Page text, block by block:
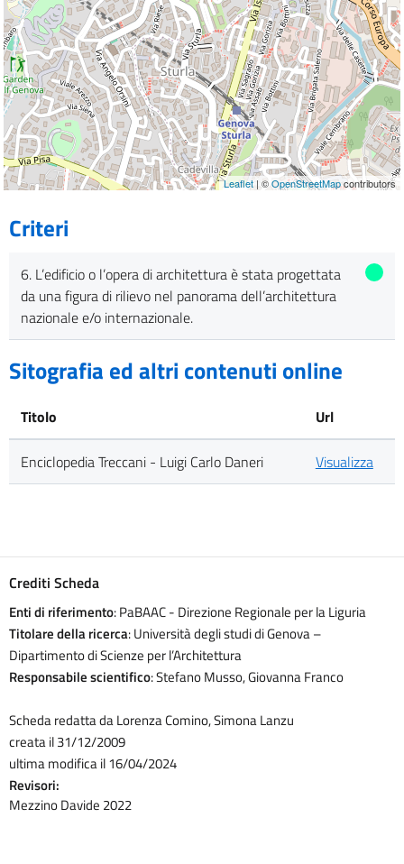
Leaflet | ©OpenStreetMapcontributors
Criteri
6. L’edificio o l’opera di architettura è stata progettata
da una figura di rilievo nel panorama dell’architettura
nazionale e/o internazionale.
Sitografia ed altri contenuti online
Titolo Url
Enciclopedia Treccani - Luigi Carlo Daneri Visualizza
Crediti Scheda
Enti di riferimento: PaBAAC - Direzione Regionale per la Liguria
Titolare della ricerca: Università degli studi di Genova –
Dipartimento di Scienze per l’Architettura
Responsabile scientifico: Stefano Musso, Giovanna Franco
Scheda redatta da Lorenza Comino, Simona Lanzu
creata il 31/12/2009
ultima modifica il 16/04/2024
Revisori:
Mezzino Davide 2022